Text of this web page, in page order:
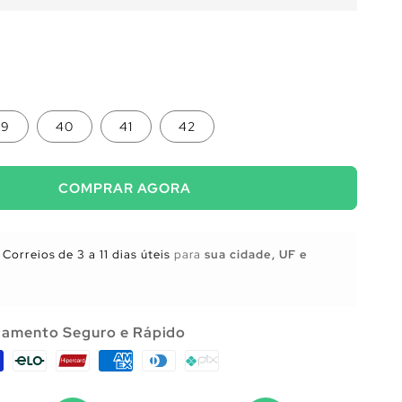
40 41 42
COMPRAR AGORA
de 3 a 11 dias úteis parasua cidade, UF e
Seguro e Rápido